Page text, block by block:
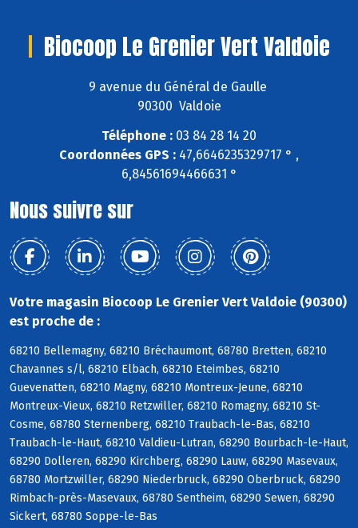
Biocoop Le Grenier Vert Valdoie
9 avenue du Général de Gaulle
90300 Valdoie
Téléphone : 03 84 28 14 20
Coordonnées GPS : 47,6646235329717 ° ,
6,84561694466631 °
Nous suivre sur
Votre magasin Biocoop Le Grenier Vert Valdoie (90300)
est proche de :
68210 Bellemagny, 68210 Bréchaumont, 68780 Bretten, 68210
Chavannes s/l, 68210 Elbach, 68210 Eteimbes, 68210
Guevenatten, 68210 Magny, 68210 Montreux-Jeune, 68210
Montreux-Vieux, 68210 Retzwiller, 68210 Romagny, 68210 St-
Cosme, 68780 Sternenberg, 68210 Traubach-le-Bas, 68210
Traubach-le-Haut, 68210 Valdieu-Lutran, 68290 Bourbach-le-Haut,
68290 Dolleren, 68290 Kirchberg, 68290 Lauw, 68290 Masevaux,
68780 Mortzwiller, 68290 Niederbruck, 68290 Oberbruck, 68290
Rimbach-près-Masevaux, 68780 Sentheim, 68290 Sewen, 68290
Sickert, 68780 Soppe-le-Bas